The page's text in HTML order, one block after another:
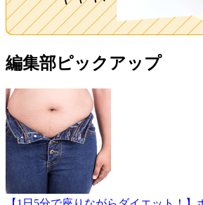
編集部ピックアップ